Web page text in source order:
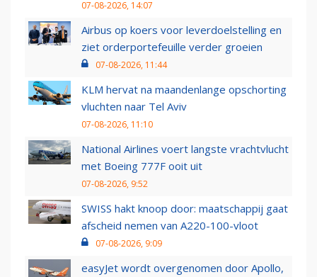
07-08-2026, 14:07
Airbus op koers voor leverdoelstelling en
ziet orderportefeuille verder groeien
07-08-2026, 11:44
KLM hervat na maandenlange opschorting
vluchten naar Tel Aviv
07-08-2026, 11:10
National Airlines voert langste vrachtvlucht
met Boeing 777F ooit uit
07-08-2026, 9:52
SWISS hakt knoop door: maatschappij gaat
afscheid nemen van A220-100-vloot
07-08-2026, 9:09
easyJet wordt overgenomen door Apollo,